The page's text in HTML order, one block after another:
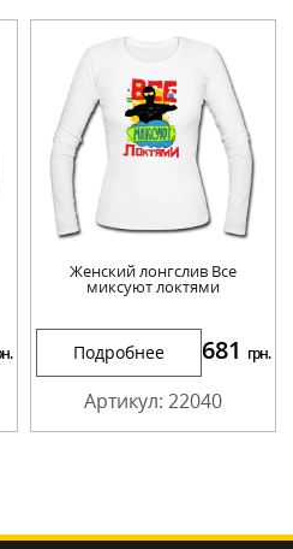
Женский лонгслив Все
миксуют локтями
Подробнее 681 грн.
Артикул: 22040